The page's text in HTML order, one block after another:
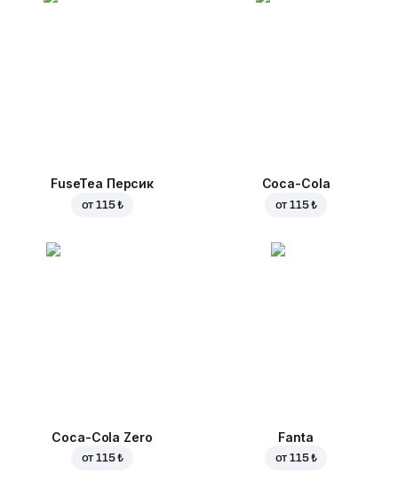
FuseTea Персик
от115 ₺
Coca-Cola
от115 ₺
Coca-Cola Zero
от115 ₺
Fanta
от115 ₺